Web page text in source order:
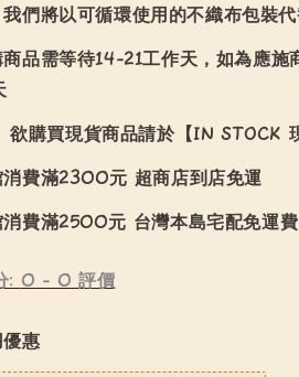
們將以可循環使用的不織布包裝代
品需等待14-21工作天，如為應施
欲購買現貨商品請於【IN STOCK
消費滿2300元 超商店到店免運
消費滿2500元 台灣本島宅配免運費
: 0 - 0 評價
惠